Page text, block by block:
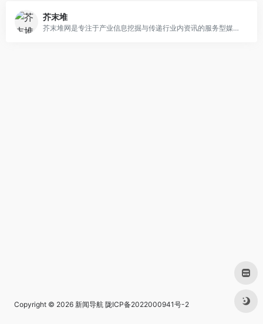
芥末堆
芥末堆网是专注于产业信息挖掘与传递行业内资讯的服务型媒体平台。观察全行业产业链上下游动态发展，发现业内具备创新与机遇的公司和产品，解读政府政策及市场变化，及时高质地为业内各方提供深度价值信息
Copyright © 2026 新闻导航 陇ICP备2022000941号-2